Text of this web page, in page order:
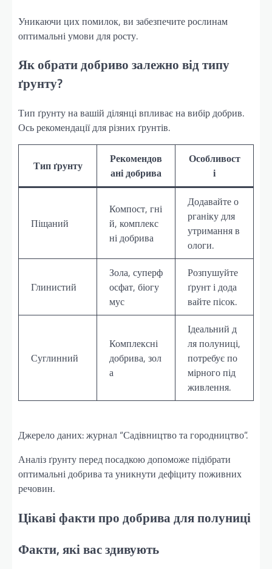
Уникаючи цих помилок, ви забезпечите рослинам
оптимальні умови для росту.
Як обрати добриво залежно від типу
ґрунту?
Тип ґрунту на вашій ділянці впливає на вибір добрив.
Ось рекомендації для різних ґрунтів.
Тип ґрунту
Рекомендов
ані добрива
Особливост
і
Піщаний
Компост, гні
й, комплекс
ні добрива
Додавайте о
рганіку для
утримання в
ологи.
Глинистий
Зола, суперф
осфат, біогу
мус
Розпушуйте
ґрунт і дода
вайте пісок.
Суглинний
Комплексні
добрива, зол
а
Ідеальний д
ля полуниці,
потребує по
мірного під
живлення.
Джерело даних: журнал “Садівництво та городництво”.
Аналіз ґрунту перед посадкою допоможе підібрати
оптимальні добрива та уникнути дефіциту поживних
речовин.
Цікаві факти про добрива для полуниці
Факти, які вас здивують